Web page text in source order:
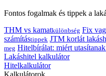
Fontos fogalmak és tippek a
THM vs kamatkülönbség Fix
számítástippek JTM korlát
meg Hitelbírálat: miért
Lakáshitel kalkulátor
Hitelkalkulátor
Kalkulátorok